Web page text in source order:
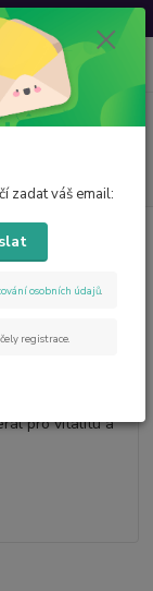
Menu
0
za
Sekaný náramek z
–
a
zadat váš email:
osobních údajů.
registrace.